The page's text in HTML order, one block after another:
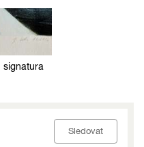
signatura
Sledovat